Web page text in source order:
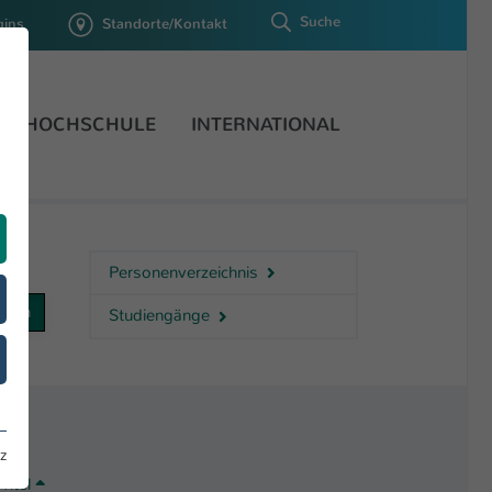
Standorte/Kontakt Suche
HOCHSCHULE INTERNATIONAL
Personenverzeichnis
Studiengänge
Titel